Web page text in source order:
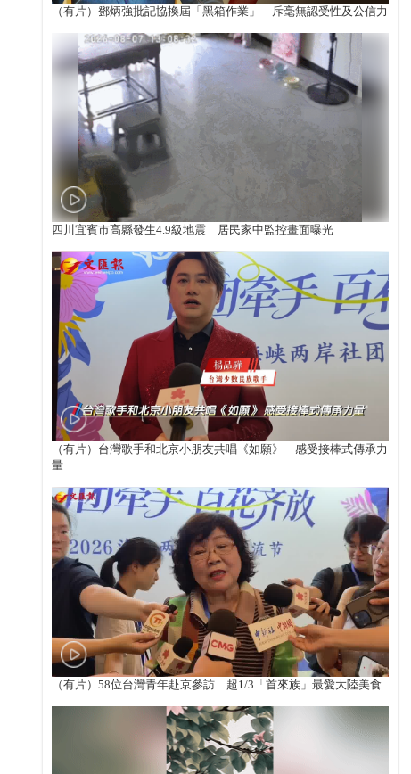
（有片）鄧炳強批記協換屆「黑箱作業」 斥毫無認受性及公信力
四川宜賓市高縣發生4.9級地震 居民家中監控畫面曝光
（有片）台灣歌手和北京小朋友共唱《如願》 感受接棒式傳承力
量
（有片）58位台灣青年赴京參訪 超1/3「首來族」最愛大陸美食